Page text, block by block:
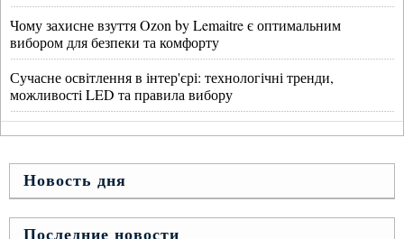
Чому захисне взуття Ozon by Lemaitre є оптимальним
вибором для безпеки та комфорту
Сучасне освітлення в інтер'єрі: технологічні тренди,
можливості LED та правила вибору
Новость дня
Последние новости